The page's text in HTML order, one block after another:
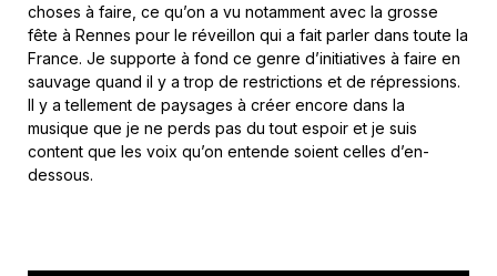
choses à faire, ce qu’on a vu notamment avec la grosse
fête à Rennes pour le réveillon qui a fait parler dans toute la
France. Je supporte à fond ce genre d’initiatives à faire en
sauvage quand il y a trop de restrictions et de répressions.
Il y a tellement de paysages à créer encore dans la
musique que je ne perds pas du tout espoir et je suis
content que les voix qu’on entende soient celles d’en-
dessous.